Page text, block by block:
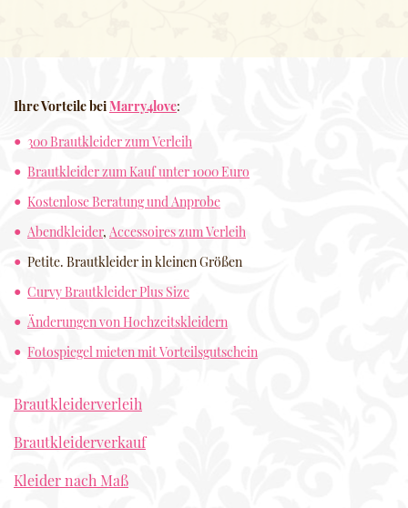
Ihre Vorteile beiMarry4love:
300 Brautkleider zum Verleih
Brautkleider zum Kauf unter 1000 Euro
Kostenlose Beratung und Anprobe
Abendkleider, Accessoires zum Verleih
Petite. Brautkleider in kleinen Größen
Curvy Brautkleider Plus Size
Änderungen von Hochzeitskleidern
Fotospiegel mieten mit Vorteilsgutschein
Brautkleiderverleih
Brautkleiderverkauf
Kleider nach Maß